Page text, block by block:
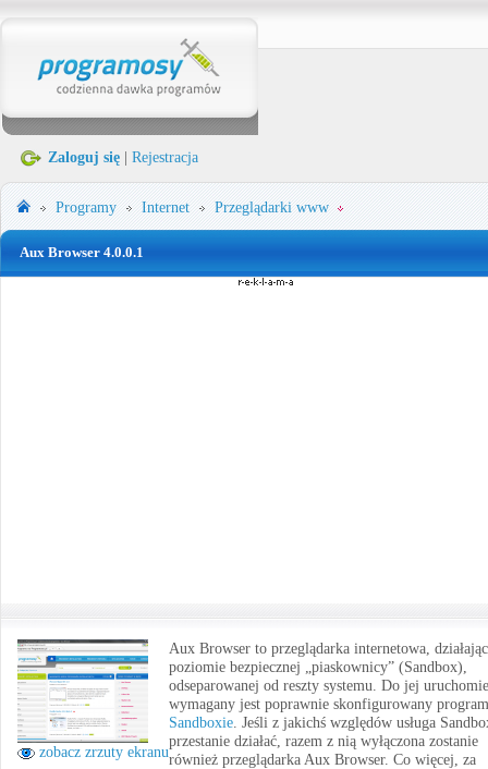
Zaloguj się Rejestracja
Programy Internet Przeglądarki www
Aux Browser 4.0.0.1
zobacz zrzuty ekranu
Aux Browser to przeglądarka internetowa,
poziomie bezpiecznej „piaskownicy” (Sandbox),
odseparowanej od reszty systemu. Do jej
wymagany jest poprawnie skonfigurowany program
Sandboxie. Jeśli z jakichś względów usługa
przestanie działać, razem z nią wyłączona zostanie
również przeglądarka Aux Browser. Co więcej, za